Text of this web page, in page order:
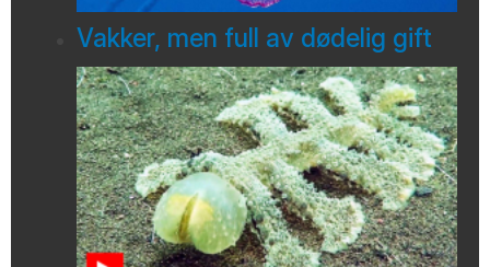
Vakker, men full av dødelig gift